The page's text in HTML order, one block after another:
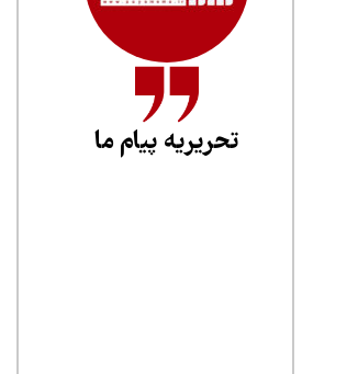
تحریریه پیام ما